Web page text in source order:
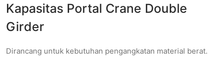
Kapasitas Portal Crane Double
Girder
Dirancang untuk kebutuhan pengangkatan material berat.